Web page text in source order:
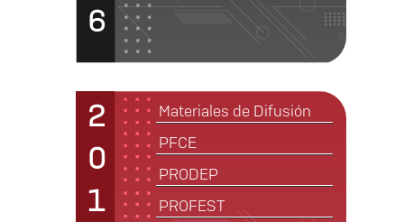
6
2
0
1
Materiales de Difusión
PFCE
PRODEP
PROFEST